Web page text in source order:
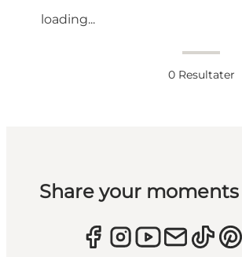
loading...
0 Resultater
Share your